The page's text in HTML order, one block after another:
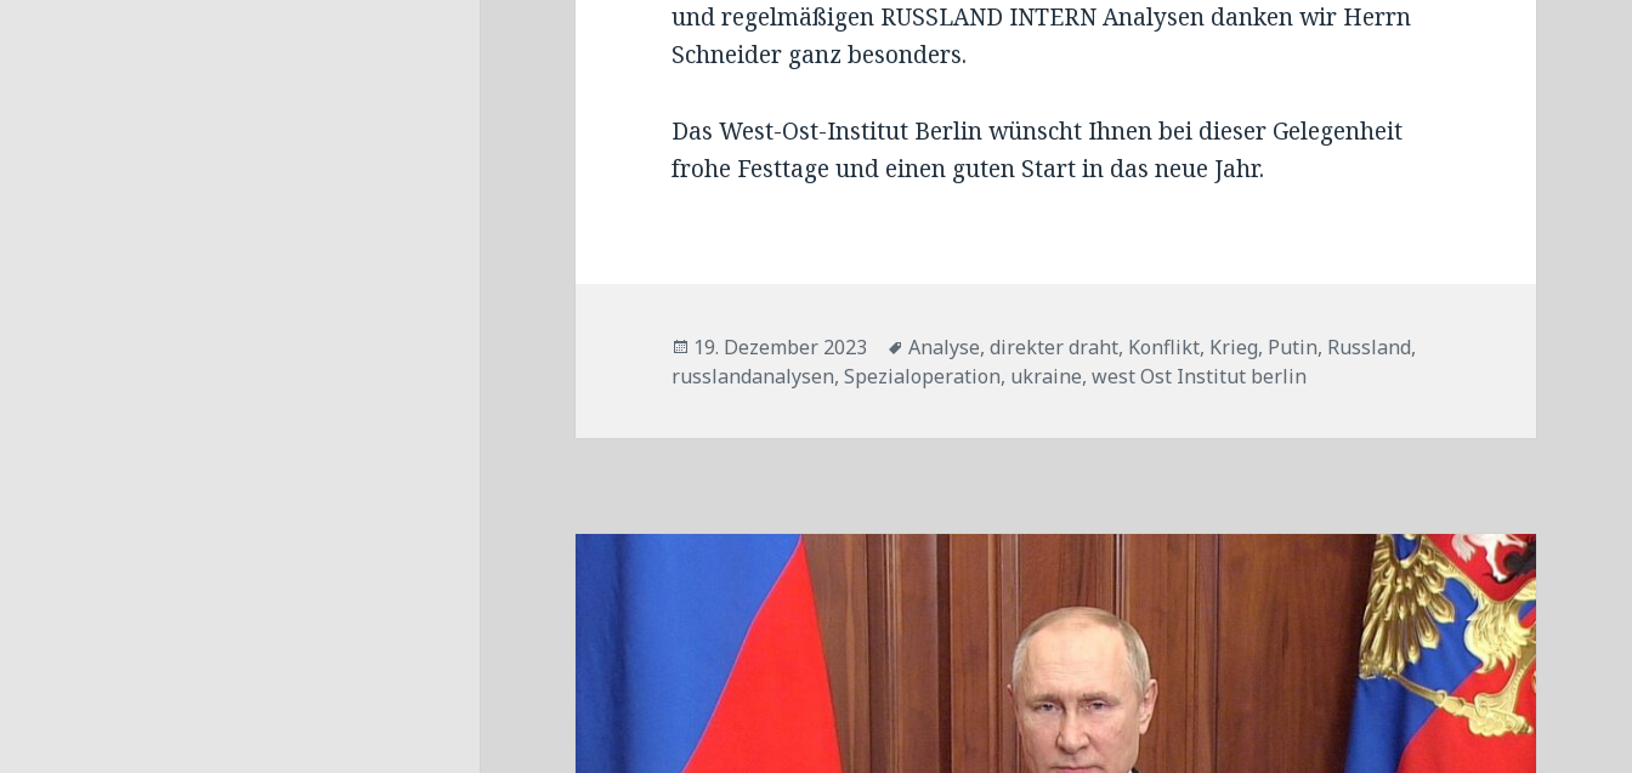
und regelmäßigen RUSSLAND INTERN Analysen danken wir Herrn
Schneider ganz besonders.
Das West-Ost-Institut Berlin wünscht Ihnen bei dieser Gelegenheit
frohe Festtage und einen guten Start in das neue Jahr.
Veröffentlicht
am
19. Dezember 2023 Tags
Analyse,direkter draht, Konflikt, Krieg, Putin, Russland,
russlandanalysen,Spezialoperation, ukraine,west Ost Institut berlin